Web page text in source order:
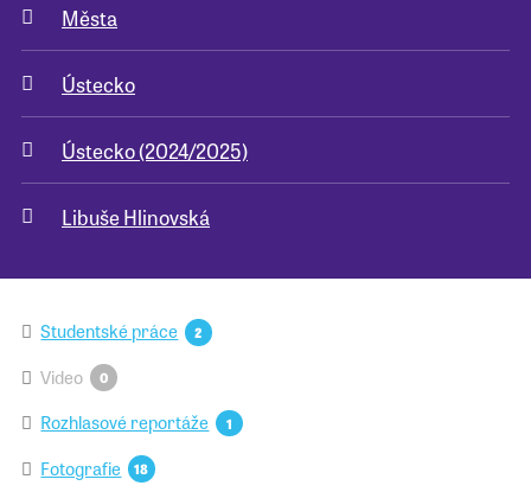
Pro školy
Příběhy našich sousedů
Města
Ústecko
Ústecko (2024/2025)
Libuše Hlinovská
Studentské práce 2
Video 0
Rozhlasové reportáže 1
Fotografie 18